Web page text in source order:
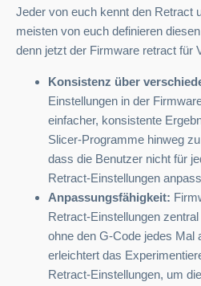
Jeder von euch kennt den Retract
meisten von euch definieren
denn jetzt der Firmware retract für
Konsistenz über
Einstellungen in der
einfacher, konsistente
Slicer-Programme hinweg
dass die Benutzer nicht für
Retract-Einstellungen
Anpassungsfähigkeit:
Retract-Einstellungen
ohne den G-Code jedes
erleichtert das
Retract-Einstellungen, um